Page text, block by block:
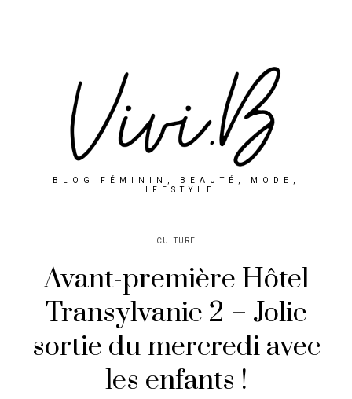
BLOG FÉMININ, BEAUTÉ, MODE,
LIFESTYLE
CULTURE
Avant-première Hôtel
Transylvanie 2 – Jolie
sortie du mercredi avec
les enfants !